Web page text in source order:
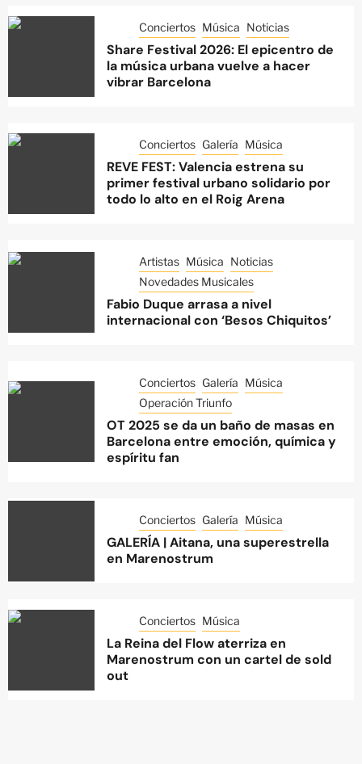
Conciertos Música Noticias
Share Festival 2026: El epicentro de
la música urbana vuelve a hacer
vibrar Barcelona
Conciertos Galería Música
REVE FEST: Valencia estrena su
primer festival urbano solidario por
todo lo alto en el Roig Arena
Artistas Música Noticias
Novedades Musicales
Fabio Duque arrasa a nivel
internacional con ‘Besos Chiquitos’
Conciertos Galería Música
Operación Triunfo
OT 2025 se da un baño de masas en
Barcelona entre emoción, química y
espíritu fan
Conciertos Galería Música
GALERÍA | Aitana, una superestrella
en Marenostrum
Conciertos Música
La Reina del Flow aterriza en
Marenostrum con un cartel de sold
out